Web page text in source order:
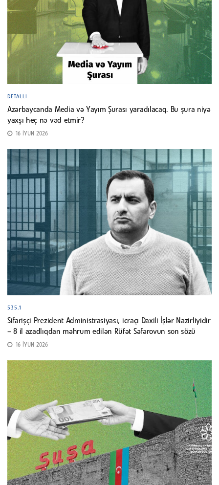
DETALLI
Azərbaycanda Media və Yayım Şurası yaradılacaq. Bu şura niyə
yaxşı heç nə vəd etmir?
16 İYUN 2026
535.1
Sifarişçi Prezident Administrasiyası, icraçı Daxili İşlər Nazirliyidir
– 8 il azadlıqdan məhrum edilən Rüfət Səfərovun son sözü
16 İYUN 2026